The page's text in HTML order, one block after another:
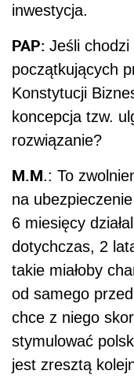
inwestycja.
PAP: Jeśli
początkujących
Konstytucji
koncepcja tzw.
rozwiązanie?
M.M.: To
na
6 miesięcy
dotychczas, 2
takie miałoby
od samego
chce z niego
stymulować
jest zresztą